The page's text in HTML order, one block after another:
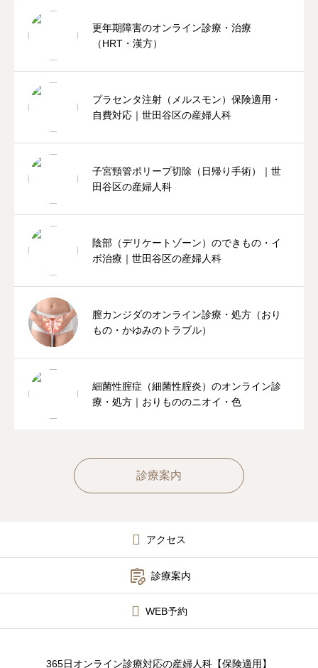
更年期障害のオンライン診療・治療
（HRT・漢方）
プラセンタ注射（メルスモン）保険適用・
自費対応｜世田谷区の産婦人科
子宮頸管ポリープ切除（日帰り手術）｜世
田谷区の産婦人科
陰部（デリケートゾーン）のできもの・イ
ボ治療｜世田谷区の産婦人科
膣カンジダのオンライン診療・処方（おり
もの・かゆみのトラブル）
細菌性腟症（細菌性腟炎）のオンライン診
療・処方｜おりもののニオイ・色
診療案内
アクセス
 診療案内
WEB予約
365日オンライン診療対応の産婦人科【保険適用】